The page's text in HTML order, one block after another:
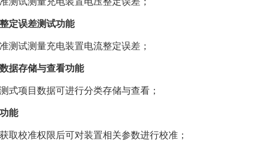
定误差测试功能
测试测量充电装置电流整定误差；
据存储与查看功能
式项目数据可进行分类存储与查看；
能
取校准权限后可对装置相关参数进行校准；